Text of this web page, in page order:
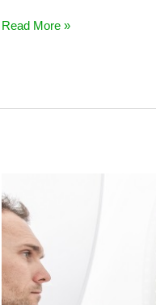
Banheiro
produtos
e
fique
livre
uma
vez!
Read More »